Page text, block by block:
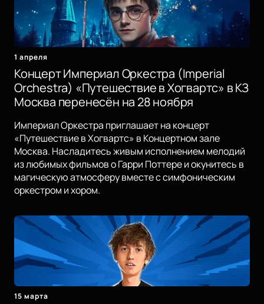
1 апреля
Концерт Империал Оркестра (Imperial
Orchestra) «Путешествие в Хогвартс» в КЗ
Москва перенесён на 28 ноября
Империал Оркестра приглашает на концерт
«Путешествие в Хогвартс» в Концертном зале
Москва. Насладитесь живым исполнением мелодий
из любимых фильмов о Гарри Поттере и окунитесь в
магическую атмосферу вместе с симфоническим
оркестром и хором.
15 марта